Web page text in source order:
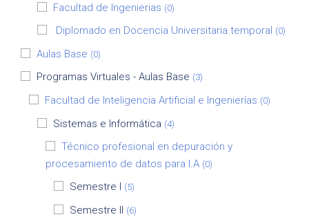
Facultad de Ingenierias (0)
Diplomado en Docencia Universitaria temporal (0)
Aulas Base (0)
Programas Virtuales - Aulas Base (3)
Facultad de Inteligencia Artificial e Ingenierías (0)
Sistemas e Informática (4)
Técnico profesional en depuración y
procesamiento de datos para I.A (0)
Semestre I (5)
Semestre II (6)